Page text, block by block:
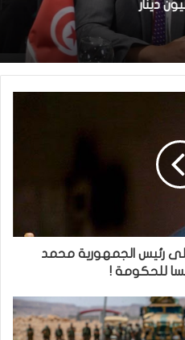
دينار
رئيس الجمهورية محمد
للحكومة !